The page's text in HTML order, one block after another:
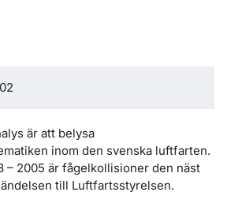
är att belysa
inom den svenska luftfarten.
– 2005 är fågelkollisioner den näst
till Luftfartsstyrelsen.